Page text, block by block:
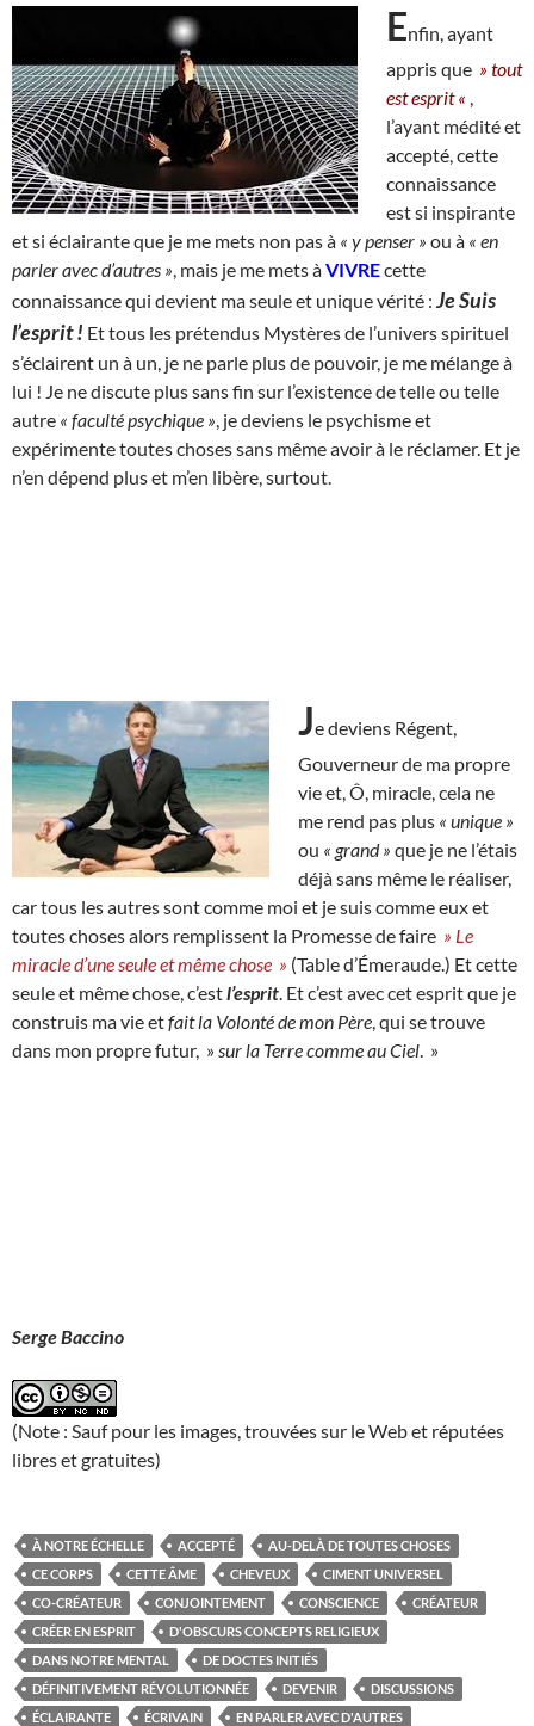
Enfin, ayant
appris que » tout
est esprit «
l’ayant médité et
accepté, cette
connaissance
est si inspirante
et si éclairante que je me mets non pas à « y penser » ou à « en
parler avec d’autres » , mais je me mets àVIVREcette
connaissance qui devient ma seule et unique vérité : Je Suis
l’esprit ! Et tous les prétendus Mystères de l’univers spirituel
s’éclairent un à un, je ne parle plus de pouvoir, je me mélange à
lui ! Je ne discute plus sans fin sur l’existence de telle ou telle
autre « faculté psychique » , je deviens le psychisme et
expérimente toutes choses sans même avoir à le réclamer. Et je
n’en dépend plus et m’en libère, surtout.
Je deviens Régent,
Gouverneur de ma propre
vie et, Ô, miracle, cela ne
me rend pas plus « unique »
ou « grand » que je ne l’étais
déjà sans même le réaliser,
car tous les autres sont comme moi et je suis comme eux et
toutes choses alors remplissent la Promesse de faire » Le
miracle d’une seule et même chose » (Table d’Émeraude.) Et cette
seule et même chose, c’estl’esprit . Et c’est avec cet esprit que je
construis ma vie etfait la Volonté de mon Père , qui se trouve
dans mon propre futur, » sur la Terre comme au Ciel . »
Serge Baccino
(Note : Sauf pour les images, trouvées sur le Web et réputées
libres et gratuites)
À NOTRE ÉCHELLE ACCEPTÉ
AU-DELÀ DE TOUTES CHOSES
CE CORPS
CETTE ÂME CHEVEUX
CIMENT UNIVERSEL
CO-CRÉATEUR
CONJOINTEMENT CONSCIENCE
CRÉATEUR
CRÉER EN ESPRIT
D'OBSCURS CONCEPTS RELIGIEUX
DANS NOTRE MENTAL
DE DOCTES INITIÉS
DÉFINITIVEMENT RÉVOLUTIONNÉE
DEVENIR
DISCUSSIONS
ÉCLAIRANTE
ÉCRIVAIN
EN PARLER AVEC D'AUTRES